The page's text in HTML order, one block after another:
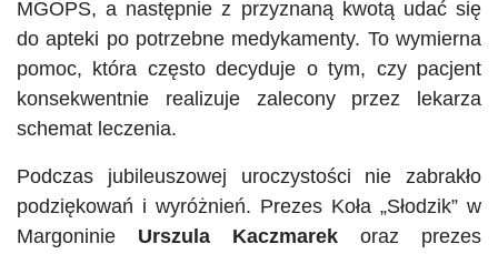
MGOPS, a następnie z przyznaną kwotą udać się
do apteki po potrzebne medykamenty. To wymierna
pomoc, która często decyduje o tym, czy pacjent
konsekwentnie realizuje zalecony przez lekarza
schemat leczenia.
Podczas jubileuszowej uroczystości nie zabrakło
podziękowań i wyróżnień. Prezes Koła „Słodzik” w
Margoninie Urszula Kaczmarek oraz prezes